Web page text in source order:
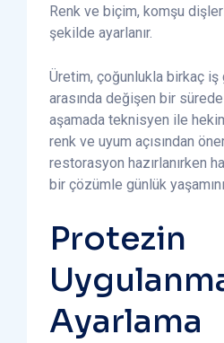
Renk ve biçim, komşu
şekilde ayarlanır.
Üretim, çoğunlukla birkaç
arasında değişen bir sürede
aşamada teknisyen ile
renk ve uyum açısından
restorasyon hazırlanırken
bir çözümle günlük
Protezin
Ayarlama